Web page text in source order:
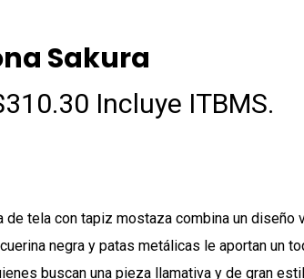
Sakura
310.30 El
$310.30.
Incluye ITBMS.
de tela con tapiz mostaza combina un diseño
negra y patas metálicas le aportan un
buscan una pieza llamativa y de gran